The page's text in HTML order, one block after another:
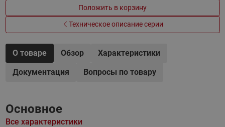
Положить в корзину
Техническое описание серии
О товаре Обзор
Характеристики
Документация
Вопросы по товару
Основное
Все характеристики